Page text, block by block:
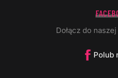
Dołącz do
Polub